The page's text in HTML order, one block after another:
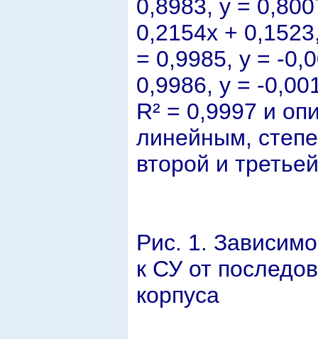
0,8983, y =
0,2154x +
= 0,9985, y = -
0,9986, y = -
R² = 0,9997 и
линейным,
второй и
Рис. 1.
к СУ от
корпуса